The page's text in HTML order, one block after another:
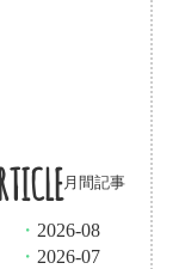
月間記事
・ 2026-08
・ 2026-07